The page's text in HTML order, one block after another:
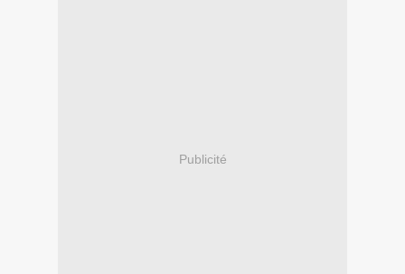
Publicité